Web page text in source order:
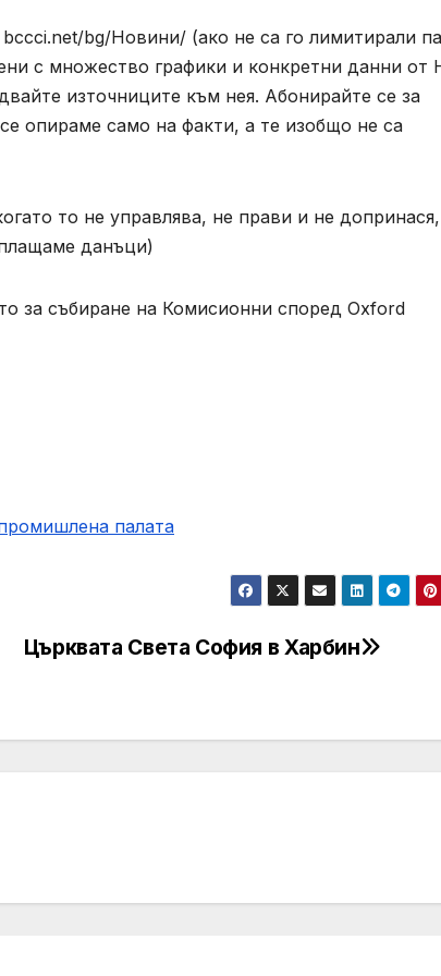
bg/Новини/ (ако не са го лимитирали
с множество графики и конкретни данни от
източниците към нея. Абонирайте се за
опираме само на факти, а те изобщо не са
то не управлява, не прави и не
данъци)
за събиране на Комисионни според Oxford
палaта
Църквата Света София в Харбин